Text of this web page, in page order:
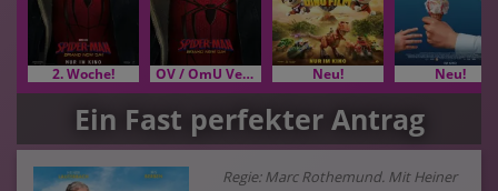
2. Woche! OV / OmU Versionen Neu! Neu!
Ein Fast perfekter Antrag
Regie: Marc Rothemund. Mit Heiner